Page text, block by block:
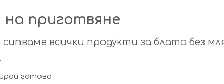
на приготвяне
сипваме всички продукти за блата без
готово